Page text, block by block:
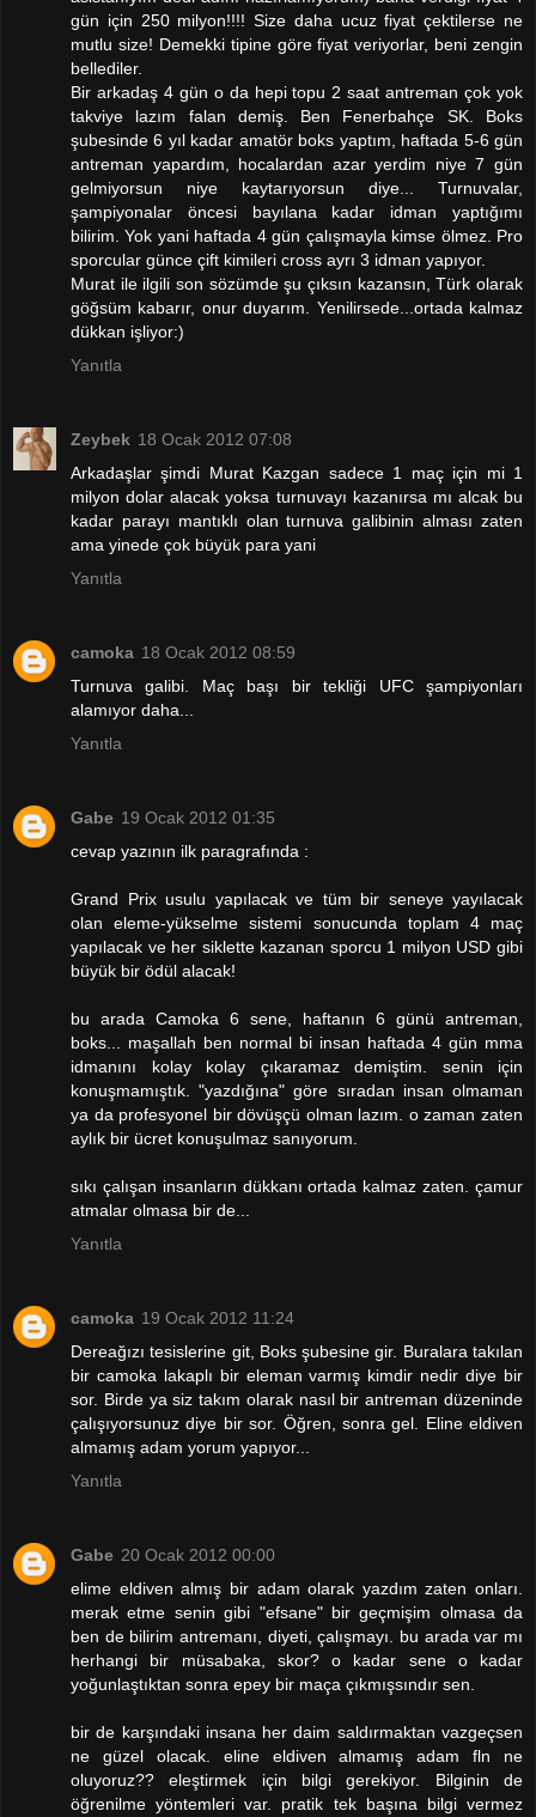
gün için 250 milyon!!!! Size daha ucuz fiyat çektilerse ne
mutlu size! Demekki tipine göre fiyat veriyorlar, beni zengin
bellediler.
Bir arkadaş 4 gün o da hepi topu 2 saat antreman çok yok
takviye lazım falan demiş. Ben Fenerbahçe SK. Boks
şubesinde 6 yıl kadar amatör boks yaptım, haftada 5-6 gün
antreman yapardım, hocalardan azar yerdim niye 7 gün
gelmiyorsun niye kaytarıyorsun diye... Turnuvalar,
şampiyonalar öncesi bayılana kadar idman yaptığımı
bilirim. Yok yani haftada 4 gün çalışmayla kimse ölmez. Pro
sporcular günce çift kimileri cross ayrı 3 idman yapıyor.
Murat ile ilgili son sözümde şu çıksın kazansın, Türk olarak
göğsüm kabarır, onur duyarım. Yenilirsede...ortada kalmaz
dükkan işliyor:)
Yanıtla
Zeybek 18 Ocak 2012 07:08
Arkadaşlar şimdi Murat Kazgan sadece 1 maç için mi 1
milyon dolar alacak yoksa turnuvayı kazanırsa mı alcak bu
kadar parayı mantıklı olan turnuva galibinin alması zaten
ama yinede çok büyük para yani
Yanıtla
camoka 18 Ocak 2012 08:59
Turnuva galibi. Maç başı bir tekliği UFC şampiyonları
alamıyor daha...
Yanıtla
Gabe 19 Ocak 2012 01:35
cevap yazının ilk paragrafında :
Grand Prix usulu yapılacak ve tüm bir seneye yayılacak
olan eleme-yükselme sistemi sonucunda toplam 4 maç
yapılacak ve her siklette kazanan sporcu 1 milyon USD gibi
büyük bir ödül alacak!
bu arada Camoka 6 sene, haftanın 6 günü antreman,
boks... maşallah ben normal bi insan haftada 4 gün mma
idmanını kolay kolay çıkaramaz demiştim. senin için
konuşmamıştık. "yazdığına" göre sıradan insan olmaman
ya da profesyonel bir dövüşçü olman lazım. o zaman zaten
aylık bir ücret konuşulmaz sanıyorum.
sıkı çalışan insanların dükkanı ortada kalmaz zaten. çamur
atmalar olmasa bir de...
Yanıtla
camoka 19 Ocak 2012 11:24
Dereağızı tesislerine git, Boks şubesine gir. Buralara takılan
bir camoka lakaplı bir eleman varmış kimdir nedir diye bir
sor. Birde ya siz takım olarak nasıl bir antreman düzeninde
çalışıyorsunuz diye bir sor. Öğren, sonra gel. Eline eldiven
almamış adam yorum yapıyor...
Yanıtla
Gabe 20 Ocak 2012 00:00
elime eldiven almış bir adam olarak yazdım zaten onları.
merak etme senin gibi "efsane" bir geçmişim olmasa da
ben de bilirim antremanı, diyeti, çalışmayı. bu arada var mı
herhangi bir müsabaka, skor? o kadar sene o kadar
yoğunlaştıktan sonra epey bir maça çıkmışsındır sen.
bir de karşındaki insana her daim saldırmaktan vazgeçsen
ne güzel olacak. eline eldiven almamış adam fln ne
oluyoruz?? eleştirmek için bilgi gerekiyor. Bilginin de
öğrenilme yöntemleri var. pratik tek başına bilgi vermez